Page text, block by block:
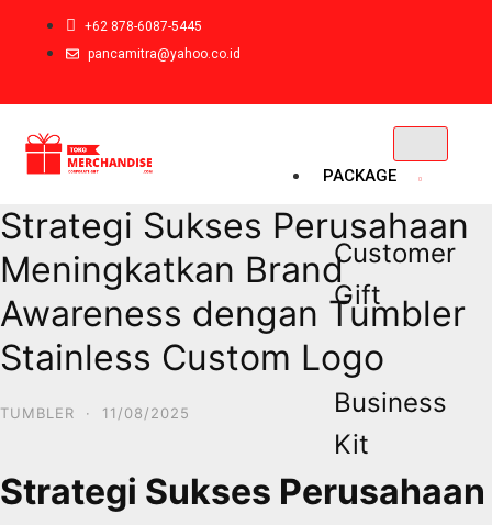
+62 878-6087-5445
pancamitra@yahoo.co.id
PACKAGE
Customer
Gift
Business
Kit
Strategi Sukses Perusahaan
Meningkatkan Brand
Awareness dengan Tumbler
Stainless Custom Logo
TUMBLER · 11/08/2025
Strategi Sukses Perusahaan